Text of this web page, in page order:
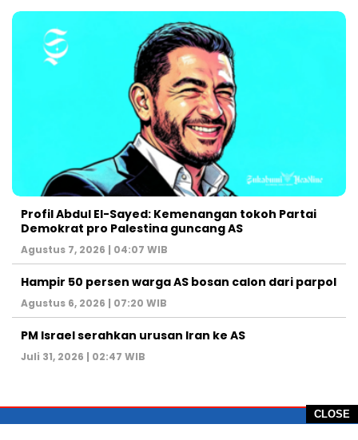
CLOSE
Profil Abdul El-Sayed: Kemenangan tokoh Partai
Demokrat pro Palestina guncang AS
Agustus 7, 2026 | 04:07 WIB
Hampir 50 persen warga AS bosan calon dari parpol
Agustus 6, 2026 | 07:20 WIB
PM Israel serahkan urusan Iran ke AS
Juli 31, 2026 | 02:47 WIB